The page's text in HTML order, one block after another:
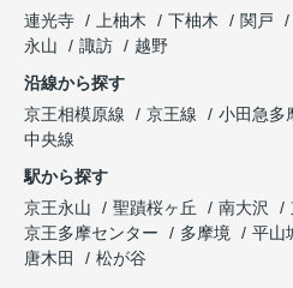
連光寺
上柚木 下柚木 関戸
永山
諏訪
越野
沿線から探す
京王相模原線
京王線 小田急多
中央線
駅から探す
京王永山
聖蹟桜ヶ丘 南大沢
京王多摩センター
多摩境 平山
唐木田
松が谷